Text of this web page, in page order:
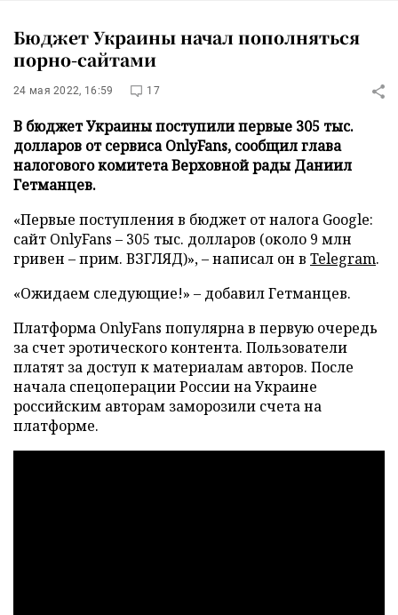
Бюджет Украины начал пополняться
порно-сайтами
24 мая 2022, 16:59 17
В бюджет Украины поступили первые 305 тыс.
долларов от сервиса OnlyFans, сообщил глава
налогового комитета Верховной рады Даниил
Гетманцев.
«Первые поступления в бюджет от налога Google:
сайт OnlyFans – 305 тыс. долларов (около 9 млн
гривен – прим. ВЗГЛЯД)», – написал он в Telegram.
«Ожидаем следующие!» – добавил Гетманцев.
Платформа OnlyFans популярна в первую очередь
за счет эротического контента. Пользователи
платят за доступ к материалам авторов. После
начала спецоперации России на Украине
российским авторам заморозили счета на
платформе.